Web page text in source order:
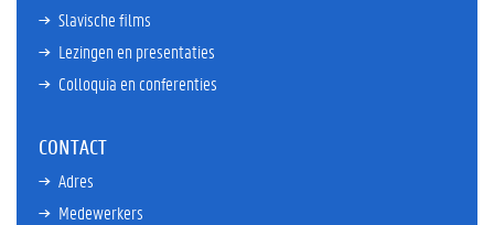
Slavische films
Lezingen en presentaties
Colloquia en conferenties
CONTACT
Adres
Medewerkers